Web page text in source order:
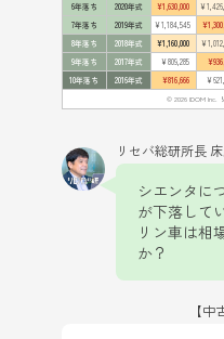
6年落ち
2020年式 ¥1,630,000
7年落ち
2019年式 ¥1,184,545
8年落ち
2018年式 ¥1,160,000
9年落ち
2017年式 ¥809,285
10年落ち
2016年式 ¥816,666
© 2026 IDOM
リセバ総研所長
シエンタに
が下落して
リン車は相
か？
【